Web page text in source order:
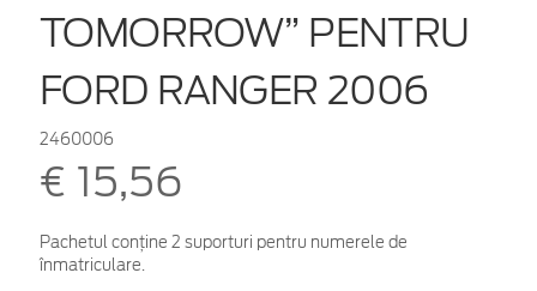
TOMORROW” PENTRU
FORD RANGER 2006
2460006
€ 15,56
Pachetul conține 2 suporturi pentru numerele de
înmatriculare.